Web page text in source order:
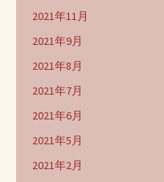
2021年11月
2021年9月
2021年8月
2021年7月
2021年6月
2021年5月
2021年2月